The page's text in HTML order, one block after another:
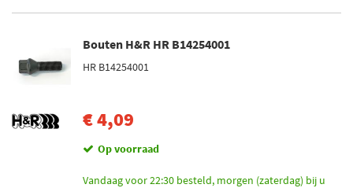
Bouten H&R HR B14254001
HR B14254001
€ 4,09
Op voorraad
Vandaag voor 22:30 besteld, morgen (zaterdag) bij u